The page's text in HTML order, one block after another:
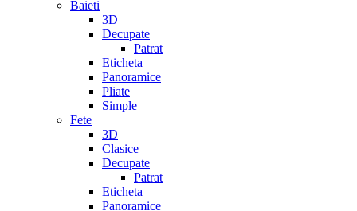
Baieti
3D
Decupate
Patrat
Eticheta
Panoramice
Pliate
Simple
Fete
3D
Clasice
Decupate
Patrat
Eticheta
Panoramice